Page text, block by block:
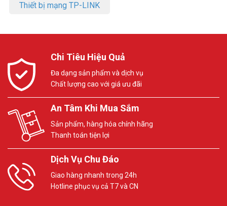
Thiết bị mạng TP-LINK
Chi Tiêu Hiệu Quả
Đa dạng sản phẩm và dịch vụ
Chất lượng cao với giá ưu đãi
An Tâm Khi Mua Sắm
Sản phẩm, hàng hóa chính hãng
Thanh toán tiện lợi
Dịch Vụ Chu Đáo
Giao hàng nhanh trong 24h
Hotline phục vụ cả T7 và CN